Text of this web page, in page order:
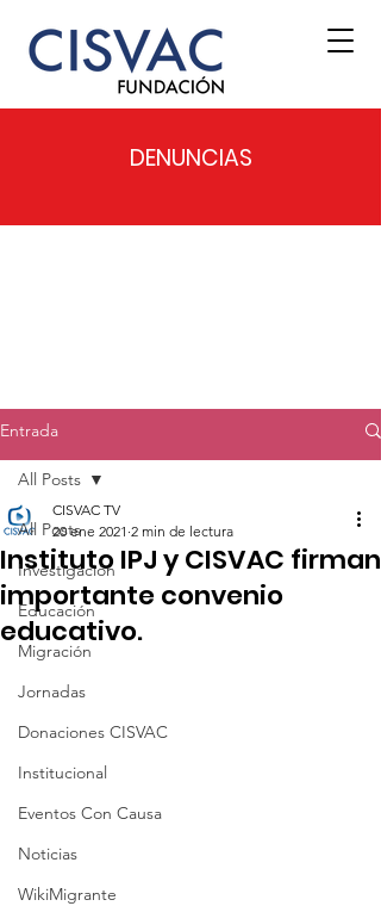
DENUNCIAS
Entrada
All Posts
Investigación
Educación
Migración
Jornadas
Donaciones CISVAC
Institucional
Eventos Con Causa
Noticias
WikiMigrante
All Posts
Instituto IPJ y CISVAC firman
importante convenio
educativo.
CISVAC TV
20 ene 2021 2 min de lectura